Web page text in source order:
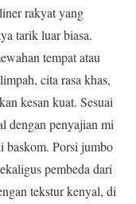
rakyat yang
tarik luar biasa.
tempat atau
cita rasa khas,
kesan kuat. Sesuai
dengan penyajian mi
baskom. Porsi jumbo
pembeda dari
tekstur kenyal, di